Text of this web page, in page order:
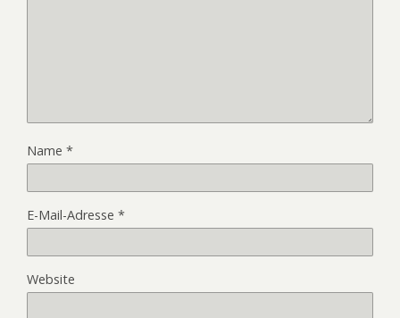
Name *
E-Mail-Adresse *
Website